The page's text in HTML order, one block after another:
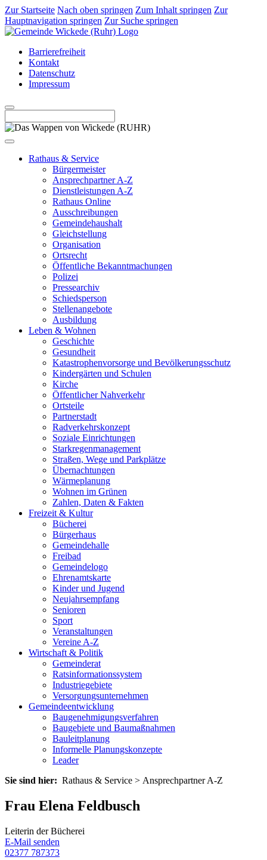
Zur Startseite Nach oben springen Zum Inhalt springen Zur
Hauptnavigation springen Zur Suche springen
Barrierefreiheit
Kontakt
Datenschutz
Impressum
Rathaus & Service
Bürgermeister
Ansprechpartner A-Z
Dienstleistungen A-Z
Rathaus Online
Ausschreibungen
Gemeindehaushalt
Gleichstellung
Organisation
Ortsrecht
Öffentliche Bekanntmachungen
Polizei
Pressearchiv
Schiedsperson
Stellenangebote
Ausbildung
Leben & Wohnen
Geschichte
Gesundheit
Katastrophenvorsorge und Bevölkerungsschutz
Kindergärten und Schulen
Kirche
Öffentlicher Nahverkehr
Ortsteile
Partnerstadt
Radverkehrskonzept
Soziale Einrichtungen
Starkregenmanagement
Straßen, Wege und Parkplätze
Übernachtungen
Wärmeplanung
Wohnen im Grünen
Zahlen, Daten & Fakten
Freizeit & Kultur
Bücherei
Bürgerhaus
Gemeindehalle
Freibad
Gemeindelogo
Ehrenamtskarte
Kinder und Jugend
Neujahrsempfang
Senioren
Sport
Veranstaltungen
Vereine A-Z
Wirtschaft & Politik
Gemeinderat
Ratsinformationssystem
Industriegebiete
Versorgungsunternehmen
Gemeindeentwicklung
Baugenehmigungsverfahren
Baugebiete und Baumaßnahmen
Bauleitplanung
Informelle Planungskonzepte
Leader
Sie sind hier: Rathaus & Service > Ansprechpartner A-Z
Frau Elena Feldbusch
Leiterin der Bücherei
E-Mail senden
02377 787373